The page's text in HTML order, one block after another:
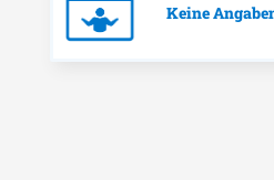
Keine